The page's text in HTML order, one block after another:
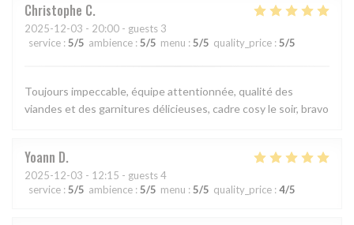
Christophe C
2025-12-03 - 20:00 - guests 3
service : 5/5 ambience : 5/5 menu : 5/5 quality_price : 5/5
Toujours impeccable, équipe attentionnée, qualité des
viandes et des garnitures délicieuses, cadre cosy le soir, bravo
Yoann D
2025-12-03 - 12:15 - guests 4
service : 5/5 ambience : 5/5 menu : 5/5 quality_price : 4/5